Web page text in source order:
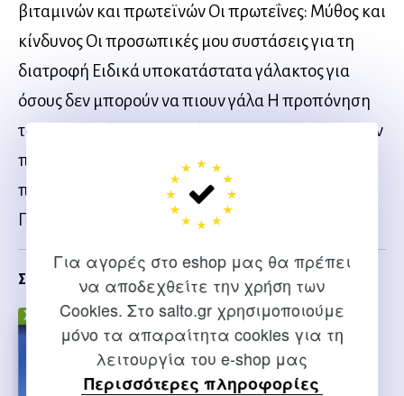
Για αγορές στο eshop μας θα πρέπει
να αποδεχθείτε την χρήση των
Cookies. Στο salto.gr χρησιμοποιούμε
μόνο τα απαραίτητα cookies για τη
λειτουργία του e-shop μας
Περισσότερες πληροφορίες
βιταμινών και πρωτεϊνών Οι πρωτεΐνες: Μύθος και
κίνδυνος Οι προσωπικές μου συστάσεις για τη
διατροφή Ειδικά υποκατάστατα γάλακτος για
όσους δεν μπορούν να πιουν γάλα Η προπόνηση
των κοριτσιών Συμπληρώνοντας – αυξάνοντας την
προπόνηση με βάρη Πρόγραμμα ένα – Μέρα
πρώτη Πρόγραμμα ένα – Μέρα δεύτερη
Πρόγραμμα ένα – Μέρα τρίτη Επίλογος
Σχετικα